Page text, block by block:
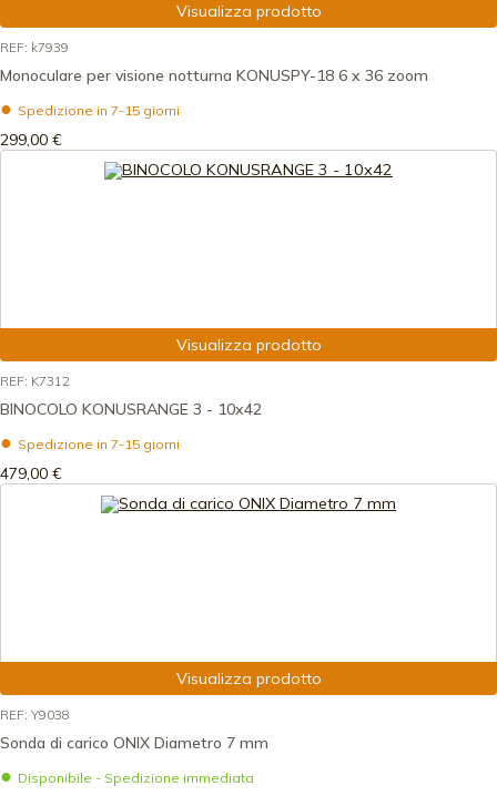
Visualizza prodotto
REF: k7939
Monoculare per visione notturna KONUSPY-18 6 x 36 zoom
Spedizione in 7-15 giorni
299,00 €
Visualizza prodotto
REF: K7312
BINOCOLO KONUSRANGE 3 - 10x42
Spedizione in 7-15 giorni
479,00 €
Visualizza prodotto
REF: Y9038
Sonda di carico ONIX Diametro 7 mm
Disponibile - Spedizione immediata